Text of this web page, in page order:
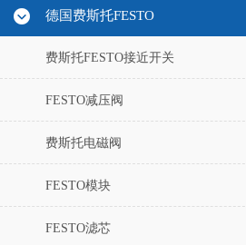
德国费斯托FESTO
费斯托FESTO接近开关
FESTO减压阀
费斯托电磁阀
FESTO模块
FESTO滤芯